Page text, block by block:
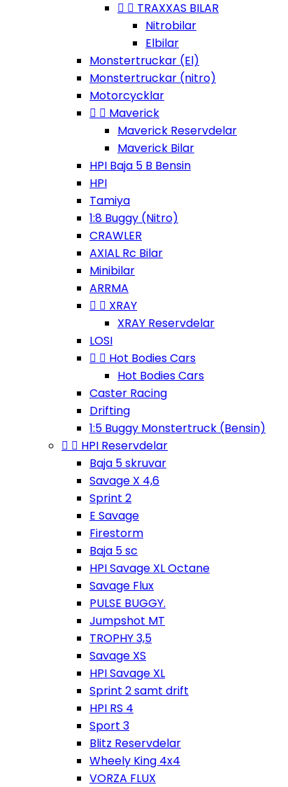
  TRAXXAS BILAR
Nitrobilar
Elbilar
Monstertruckar (El)
Monstertruckar (nitro)
Motorcycklar
  Maverick
Maverick Reservdelar
Maverick Bilar
HPI Baja 5 B Bensin
HPI
Tamiya
1:8 Buggy (Nitro)
CRAWLER
AXIAL Rc Bilar
Minibilar
ARRMA
  XRAY
XRAY Reservdelar
LOSI
  Hot Bodies Cars
Hot Bodies Cars
Caster Racing
Drifting
1:5 Buggy Monstertruck (Bensin)
  HPI Reservdelar
Baja 5 skruvar
Savage X 4,6
Sprint 2
E Savage
Firestorm
Baja 5 sc
HPI Savage XL Octane
Savage Flux
PULSE BUGGY.
Jumpshot MT
TROPHY 3,5
Savage XS
HPI Savage XL
Sprint 2 samt drift
HPI RS 4
Sport 3
Blitz Reservdelar
Wheely King 4x4
VORZA FLUX